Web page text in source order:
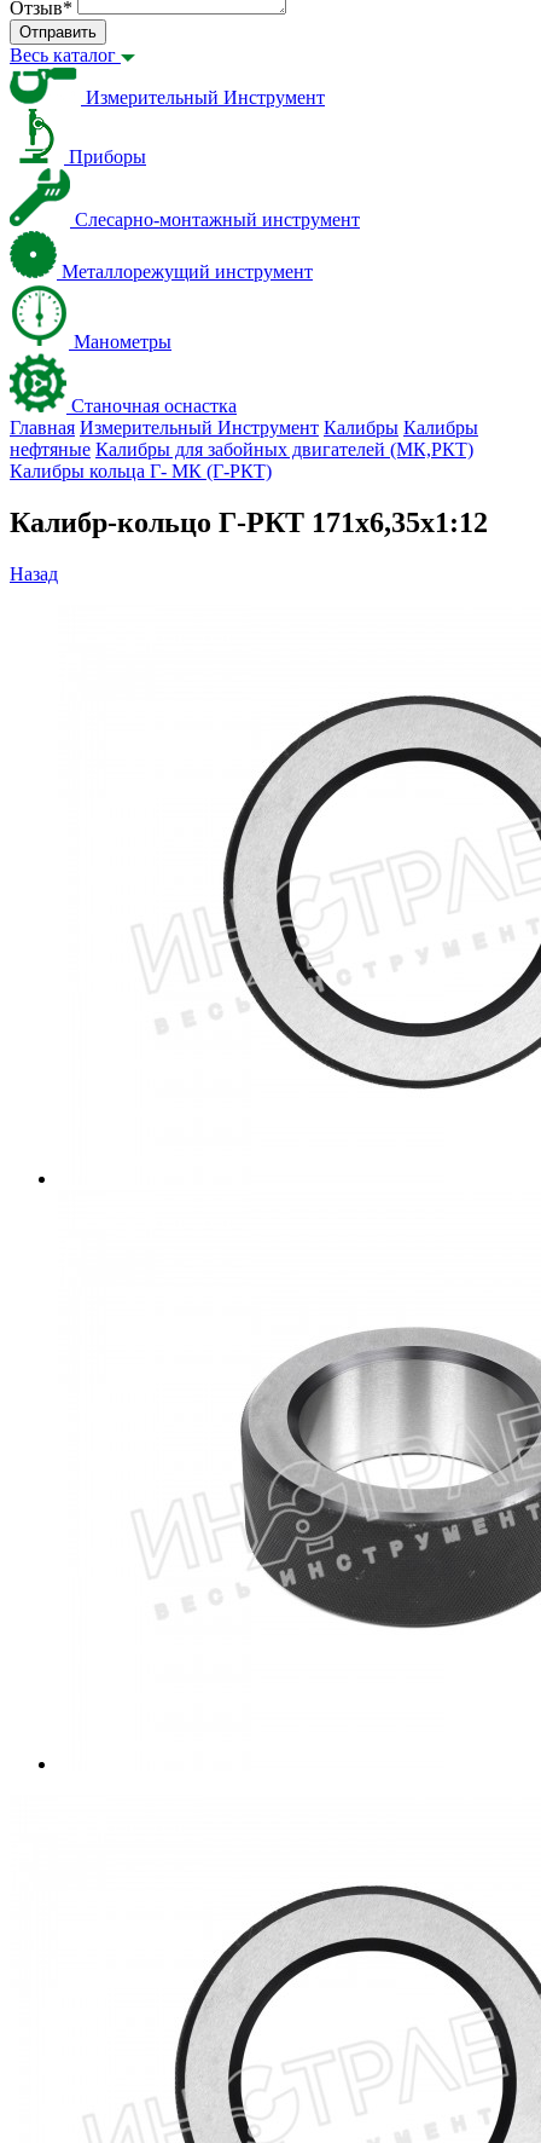
Отзыв*
Отправить
Весь каталог
Измерительный Инструмент
Приборы
Слесарно-монтажный инструмент
Металлорежущий инструмент
Манометры
Станочная оснастка
Главная Измерительный Инструмент Калибры Калибры
нефтяные Калибры для забойных двигателей (МК,РКТ)
Калибры кольца Г- МК (Г-РКТ)
Калибр-кольцо Г-РКТ 171х6,35х1:12
Назад